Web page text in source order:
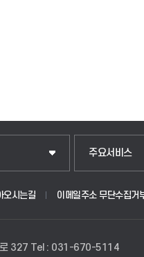
주요서비스
입학안내
웹메일
오시는길 이메일주소 무단수집거
327 Tel : 031-670-5114